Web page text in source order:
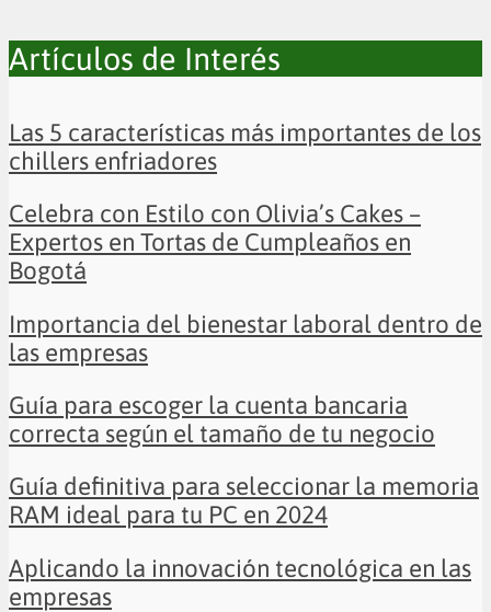
Artículos de Interés
Las 5 características más importantes de los
chillers enfriadores
Celebra con Estilo con Olivia’s Cakes –
Expertos en Tortas de Cumpleaños en
Bogotá
Importancia del bienestar laboral dentro de
las empresas
Guía para escoger la cuenta bancaria
correcta según el tamaño de tu negocio
Guía definitiva para seleccionar la memoria
RAM ideal para tu PC en 2024
Aplicando la innovación tecnológica en las
empresas